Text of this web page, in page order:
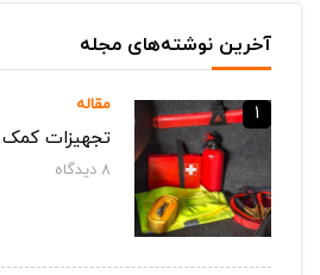
آخرین نوشته‌های مجله
مقاله
تجهیزات کمک
8دیدگاه‌